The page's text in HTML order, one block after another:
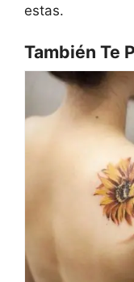
estas.
También Te